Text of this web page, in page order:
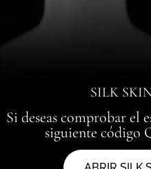
SILK
Si deseas comprobar el
siguiente código